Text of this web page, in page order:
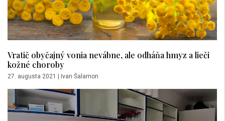
Vratič obyčajný vonia nevábne, ale odháňa hmyz a lieči
kožné choroby
27. augusta 2021 Ivan Šalamon